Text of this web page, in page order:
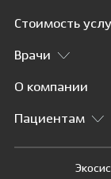
Стоимость
Врачи
О компании
Пациентам